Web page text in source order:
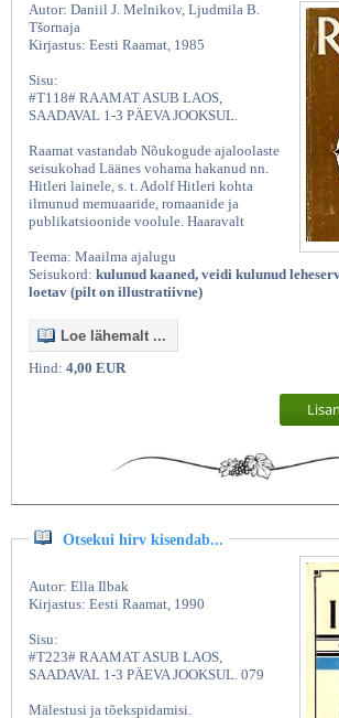
Autor: Daniil J. Melnikov, Ljudmila B.
Tšornaja
Kirjastus: Eesti Raamat, 1985
Sisu:
#T118# RAAMAT ASUB LAOS,
SAADAVAL 1-3 PÄEVA JOOKSUL.
Raamat vastandab Nõukogude ajaloolaste
seisukohad Läänes vohama hakanud nn.
Hitleri lainele, s. t. Adolf Hitleri kohta
ilmunud memuaaride, romaanide ja
publikatsioonide voolule. Haaravalt
Teema: Maailma ajalugu
Seisukord: kulunud kaaned, veidi kulunud
loetav (pilt on illustratiivne)
Loe lähemalt ...
Hind: 4,00 EUR
Otsekui hirv kisendab...
Autor: Ella Ilbak
Kirjastus: Eesti Raamat, 1990
Sisu:
#T223# RAAMAT ASUB LAOS,
SAADAVAL 1-3 PÄEVA JOOKSUL. 079
Mälestusi ja tõekspidamisi.